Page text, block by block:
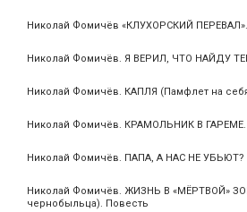
Николай Фомичёв «КЛУХОРСКИЙ
Николай Фомичёв. Я ВЕРИЛ, ЧТО НАЙДУ
Николай Фомичёв. КАПЛЯ (Памфлет на
Николай Фомичёв. КРАМОЛЬНИК В ГАРЕМЕ.
Николай Фомичёв. ПАПА, А НАС НЕ УБЬЮТ?
Николай Фомичёв. ЖИЗНЬ В «МЁРТВОЙ»
чернобыльца). Повесть